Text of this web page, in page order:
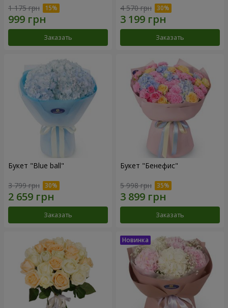
1 175 грн
Заказать
4 570 грн
Заказать
Букет "Blue ball"
3 799 грн
Заказать
Букет "Бенефис"
5 998 грн
Заказать